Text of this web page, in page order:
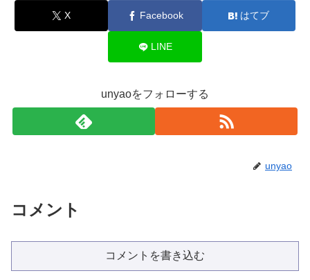
X Facebook はてブ
LINE
unyaoをフォローする
unyao
コメント
コメントを書き込む